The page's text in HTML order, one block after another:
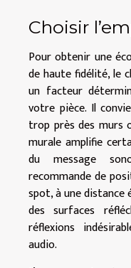
Choisir
Pour obtenir une
de haute fidélité, le
un facteur
votre pièce. Il
trop près des murs
murale amplifie
du message
recommande de
spot, à une
des surfaces
réflexions
audio.